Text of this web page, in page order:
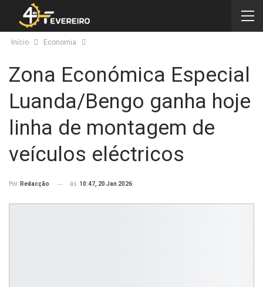
Início Economia
Zona Económica Especial
Luanda/Bengo ganha hoje
linha de montagem de
veículos eléctricos
Por Redacção ás 10:47, 20 Jan 2026